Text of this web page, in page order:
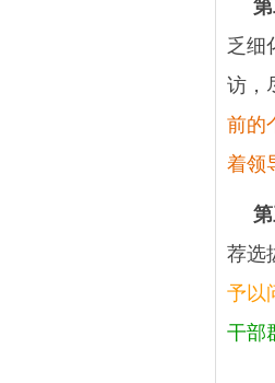
乏细
访，
前的
着领
荐选
予以
干部